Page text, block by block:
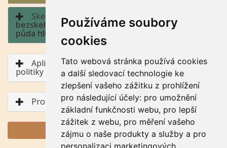
Používáme soubory
cookies
Tato webová stránka používá cookies
a další sledovací technologie ke
zlepšení vašeho zážitku z prohlížení
pro následující účely: pro umožnění
základní funkčnosti webu, pro lepší
zážitek z webu, pro měření vašeho
zájmu o naše produkty a služby a pro
personalizaci marketingových
Skeletovitost a hloubka půdy:
bezskeletovitá, s příměsí, slabě skeletovitá /
půda hluboká, půda středně hluboká
Aplikace BPEJ v rámci Společné zemědělské
politiky
Profil půdního typu
GENERUJ PDF